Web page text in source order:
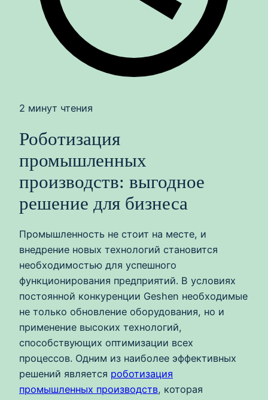
2 минут чтения
Роботизация
промышленных
производств: выгодное
решение для бизнеса
Промышленность не стоит на месте, и
внедрение новых технологий становится
необходимостью для успешного
функционирования предприятий. В условиях
постоянной конкуренции Geshen необходимые
не только обновление оборудования, но и
применение высоких технологий,
способствующих оптимизации всех
процессов. Одним из наиболее эффективных
решений является роботизация
промышленных производств, которая